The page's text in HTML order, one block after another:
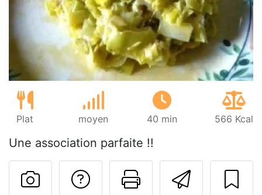
Plat moyen 40 min 566 Kcal
Une association parfaite !!
Imprimer
Poser une